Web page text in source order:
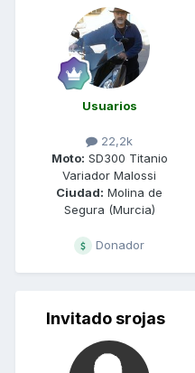
Usuarios
22,2k
Moto: SD300 Titanio
Variador Malossi
Ciudad: Molina de
Segura (Murcia)
Donador
Invitado srojas